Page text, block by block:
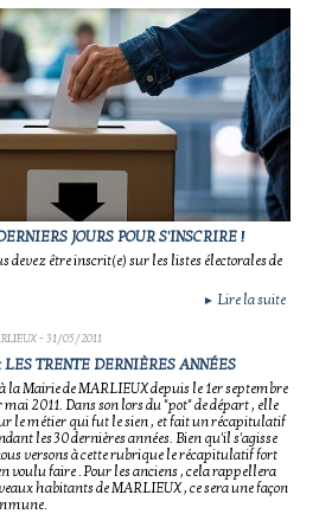
JOURS POUR S'INSCRIRE !
devez être inscrit(e) sur les listes électorales de
► Lire la suite
- 31/05/2011
TRENTE DERNIÈRES ANNÉES
la Mairie de MARLIEUX depuis le 1er septembre
2011. Dans son lors du "pot" de départ , elle
le métier qui fut le sien , et fait un récapitulatif
les 30 dernières années. Bien qu'il s'agisse
versons à cette rubrique le récapitulatif fort
voulu faire . Pour les anciens , cela rappellera
habitants de MARLIEUX , ce sera une façon